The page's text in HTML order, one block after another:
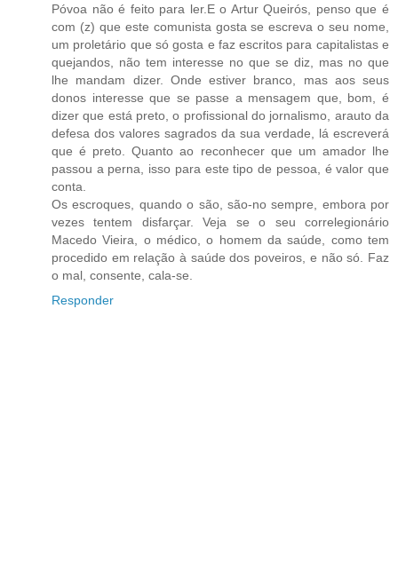
Póvoa não é feito para ler.E o Artur Queirós, penso que é
com (z) que este comunista gosta se escreva o seu nome,
um proletário que só gosta e faz escritos para capitalistas e
quejandos, não tem interesse no que se diz, mas no que
lhe mandam dizer. Onde estiver branco, mas aos seus
donos interesse que se passe a mensagem que, bom, é
dizer que está preto, o profissional do jornalismo, arauto da
defesa dos valores sagrados da sua verdade, lá escreverá
que é preto. Quanto ao reconhecer que um amador lhe
passou a perna, isso para este tipo de pessoa, é valor que
conta.
Os escroques, quando o são, são-no sempre, embora por
vezes tentem disfarçar. Veja se o seu correlegionário
Macedo Vieira, o médico, o homem da saúde, como tem
procedido em relação à saúde dos poveiros, e não só. Faz
o mal, consente, cala-se.
Responder